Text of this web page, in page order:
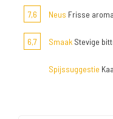
7,6 Neus Frisse aroma
6,7 Smaak Stevige
Spijssuggestie